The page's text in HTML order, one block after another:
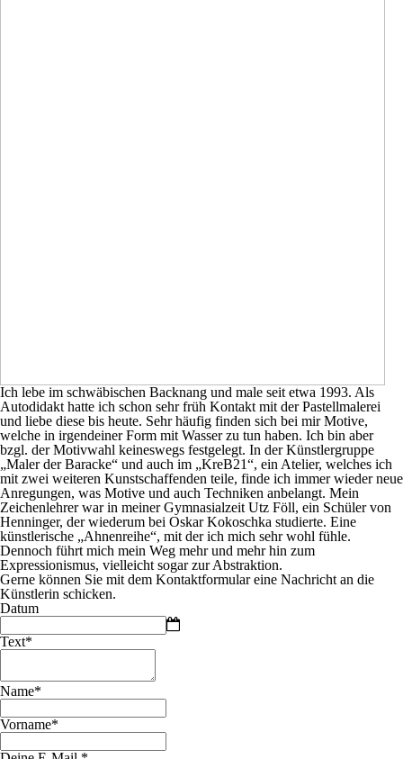
Ich lebe im schwäbischen Backnang und male seit etwa 1993. Als
Autodidakt hatte ich schon sehr früh Kontakt mit der Pastellmalerei
und liebe diese bis heute. Sehr häufig finden sich bei mir Motive,
welche in irgendeiner Form mit Wasser zu tun haben. Ich bin aber
bzgl. der Motivwahl keineswegs festgelegt. In der Künstlergruppe
„Maler der Baracke“ und auch im „KreB21“, ein Atelier, welches ich
mit zwei weiteren Kunstschaffenden teile, finde ich immer wieder neue
Anregungen, was Motive und auch Techniken anbelangt. Mein
Zeichenlehrer war in meiner Gymnasialzeit Utz Föll, ein Schüler von
Henninger, der wiederum bei Oskar Kokoschka studierte. Eine
künstlerische „Ahnenreihe“, mit der ich mich sehr wohl fühle.
Dennoch führt mich mein Weg mehr und mehr hin zum
Expressionismus, vielleicht sogar zur Abstraktion.
Gerne können Sie mit dem Kontaktformular eine Nachricht an die
Künstlerin schicken.
Datum
Text*
Name*
Vorname*